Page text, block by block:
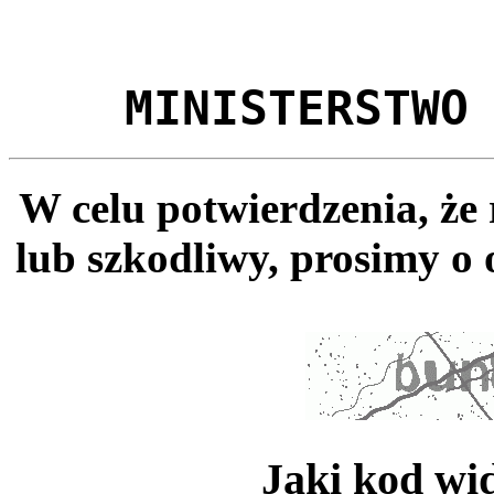
MINISTERSTWO
W celu potwierdzenia,
lub szkodliwy, prosimy o
Jaki kod